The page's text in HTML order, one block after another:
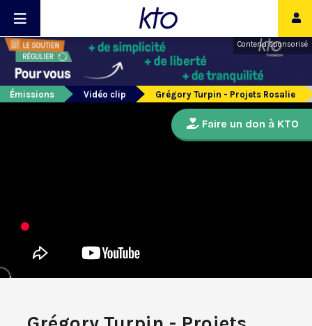
Contenu sponsorisé
Émissions Vidéo clip Grégory Turpin - Projets Rosalie
Faire un don à KTO